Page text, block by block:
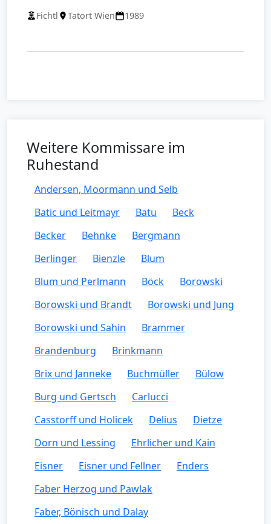
Fichtl Tatort Wien 1989
Weitere Kommissare im
Ruhestand
Andersen, Moormann und Selb
Batic und Leitmayr
Batu
Beck
Becker
Behnke
Bergmann
Berlinger
Bienzle
Blum
Blum und Perlmann
Böck
Borowski
Borowski und Brandt
Borowski und Jung
Borowski und Sahin
Brammer
Brandenburg
Brinkmann
Brix und Janneke
Buchmüller
Bülow
Burg und Gertsch
Carlucci
Casstorff und Holicek
Delius
Dietze
Dorn und Lessing
Ehrlicher und Kain
Eisner
Eisner und Fellner
Enders
Faber Herzog und Pawlak
Faber, Bönisch und Dalay